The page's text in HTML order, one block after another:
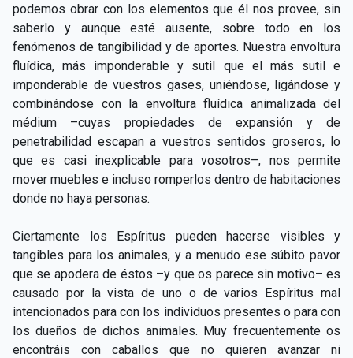
podemos obrar con los elementos que él nos provee, sin
saberlo y aunque esté ausente, sobre todo en los
fenómenos de tangibilidad y de aportes. Nuestra envoltura
fluídica, más imponderable y sutil que el más sutil e
imponderable de vuestros gases, uniéndose, ligándose y
combinándose con la envoltura fluídica animalizada del
médium –cuyas propiedades de expansión y de
penetrabilidad escapan a vuestros sentidos groseros, lo
que es casi inexplicable para vosotros–, nos permite
mover muebles e incluso romperlos dentro de habitaciones
donde no haya personas.
Ciertamente los Espíritus pueden hacerse visibles y
tangibles para los animales, y a menudo ese súbito pavor
que se apodera de éstos –y que os parece sin motivo– es
causado por la vista de uno o de varios Espíritus mal
intencionados para con los individuos presentes o para con
los dueños de dichos animales. Muy frecuentemente os
encontráis con caballos que no quieren avanzar ni